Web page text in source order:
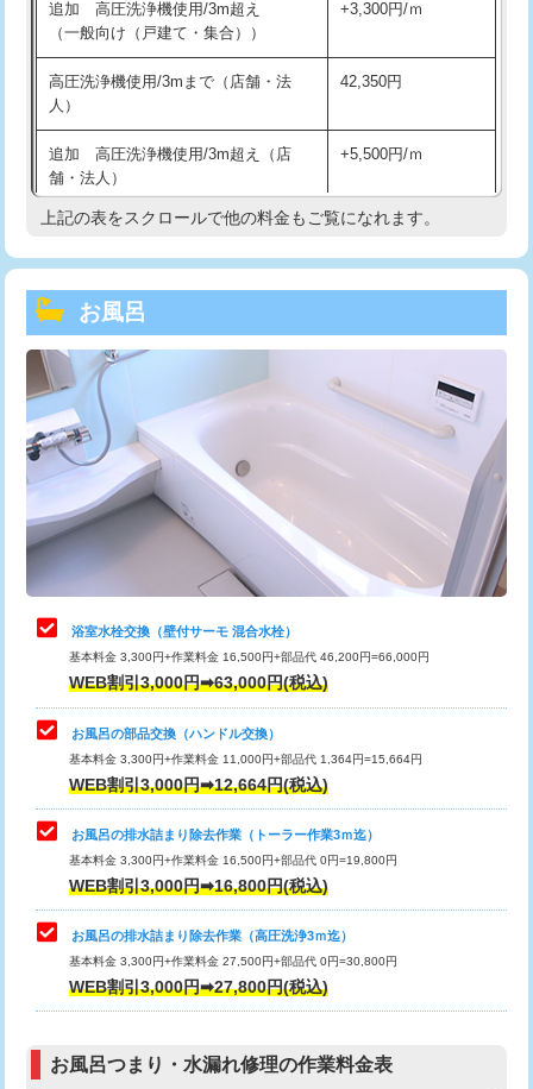
追加 高圧洗浄機使用/3m超え
（一般向け（戸建て・集合））
+3,300円/ｍ
高圧洗浄機使用/3mまで（店舗・法
人）
42,350円
追加 高圧洗浄機使用/3m超え（店
舗・法人）
+5,500円/ｍ
高度高圧洗浄換 現地調査
トーラー機使用/3mまで
追加トーラー機使用/3m超え
カメラ調査 33,000円
桝清掃 8,800円
止水・漏水調査・防水処理・清掃・修
理・調整・分解・加工など（軽作業）
止水・漏水調査・防水処理・清掃・修
理・調整・分解・加工など（中作業）
22,000円
止水・漏水調査・防水処理・清掃・修
理・調整・分解・加工など（重作業）
33,000円
トイレタンク脱着
トイレ便器脱着
タンクレストイレ脱着 33,000円
小便器トイレ脱着
その他部品の脱着 8,800円～
交換・取付（タンク）
交換・取付（普通便座） 11,000円+材料費
上記の表をスクロールで他の料金もご覧になれます。
お風呂
浴室水栓交換（壁付サーモ 混合水栓）
基本料金 3,300円+作業料金 16,500円+部品代 46,200円=66,000円
WEB割引3,000円➡63,000円(税込)
お風呂の部品交換（ハンドル交換）
基本料金 3,300円+作業料金 11,000円+部品代 1,364円=15,664円
WEB割引3,000円➡12,664円(税込)
お風呂の排水詰まり除去作業（トーラー作業3ｍ迄）
基本料金 3,300円+作業料金 16,500円+部品代 0円=19,800円
WEB割引3,000円➡16,800円(税込)
お風呂の排水詰まり除去作業（高圧洗浄3ｍ迄）
基本料金 3,300円+作業料金 27,500円+部品代 0円=30,800円
WEB割引3,000円➡27,800円(税込)
お風呂つまり・水漏れ修理の作業料金表